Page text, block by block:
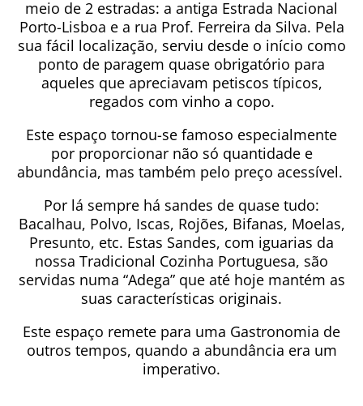
meio de 2 estradas: a antiga Estrada Nacional
Porto-Lisboa e a rua Prof. Ferreira da Silva. Pela
sua fácil localização, serviu desde o início como
ponto de paragem quase obrigatório para
aqueles que apreciavam petiscos típicos,
regados com vinho a copo.
Este espaço tornou-se famoso especialmente
por proporcionar não só quantidade e
abundância, mas também pelo preço acessível.
Por lá sempre há sandes de quase tudo:
Bacalhau, Polvo, Iscas, Rojões, Bifanas, Moelas,
Presunto, etc. Estas Sandes, com iguarias da
nossa Tradicional Cozinha Portuguesa, são
servidas numa “Adega” que até hoje mantém as
suas características originais.
Este espaço remete para uma Gastronomia de
outros tempos, quando a abundância era um
imperativo.